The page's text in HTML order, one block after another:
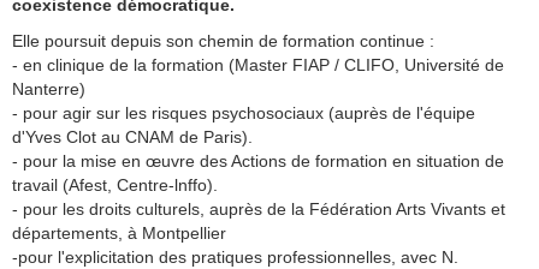
coexistence démocratique.
Elle poursuit depuis son chemin de formation continue :
- en clinique de la formation (Master FIAP / CLIFO, Université de
Nanterre)
- pour agir sur les risques psychosociaux (auprès de l'équipe
d'Yves Clot au CNAM de Paris).
- pour la mise en œuvre des Actions de formation en situation de
travail (Afest, Centre-lnffo).
- pour les droits culturels, auprès de la Fédération Arts Vivants et
départements, à Montpellier
-pour l'explicitation des pratiques professionnelles, avec N.